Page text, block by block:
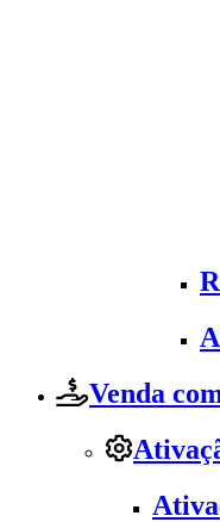
Venda